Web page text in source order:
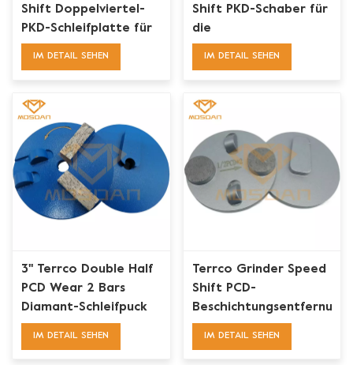
Shift Doppelviertel-
PKD-Schleifplatte für
Betonbodenbeschichtungen
IM DETAIL SEHEN
Shift PKD-Schaber für
die
Bodenvorbereitung
IM DETAIL SEHEN
3'' Terrco Double Half
PCD Wear 2 Bars
Diamant-Schleifpuck
für die
IM DETAIL SEHEN
Terrco Grinder Speed
Shift PCD-
Schleifpuck
IM DETAIL SEHEN